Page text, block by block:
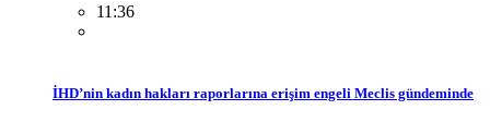
11:36
İHD’nin kadın hakları raporlarına erişim engeli Meclis gündeminde